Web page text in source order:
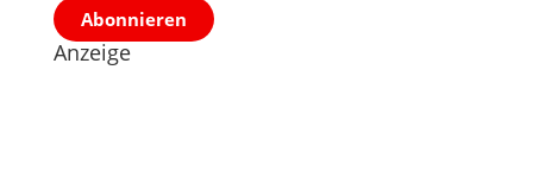
Abonnieren
Anzeige